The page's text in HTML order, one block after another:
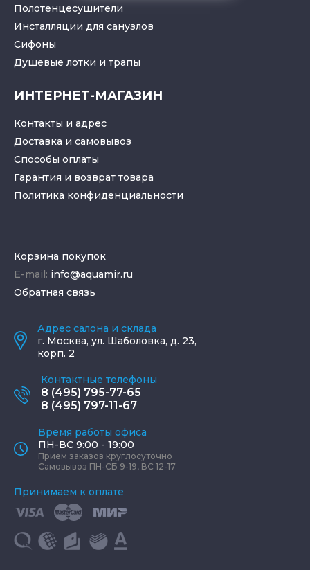
Полотенцесушители
Инсталляции для санузлов
Cифоны
Душевые лотки и трапы
ИНТЕРНЕТ-МАГАЗИН
Контакты и адрес
Доставка и самовывоз
Способы оплаты
Гарантия и возврат товара
Политика конфиденциальности
Корзина покупок
E-mail: info@aquamir.ru
Обратная связь
Адрес салона и склада
г. Москва, ул. Шаболовка, д. 23,
корп. 2
Контактные телефоны
8 (495) 795-77-65
8 (495) 797-11-67
Время работы офиса
ПН-ВС 9:00 - 19:00
Прием заказов круглосуточно
Самовывоз ПН-СБ 9-19, ВС 12-17
Принимаем к оплате